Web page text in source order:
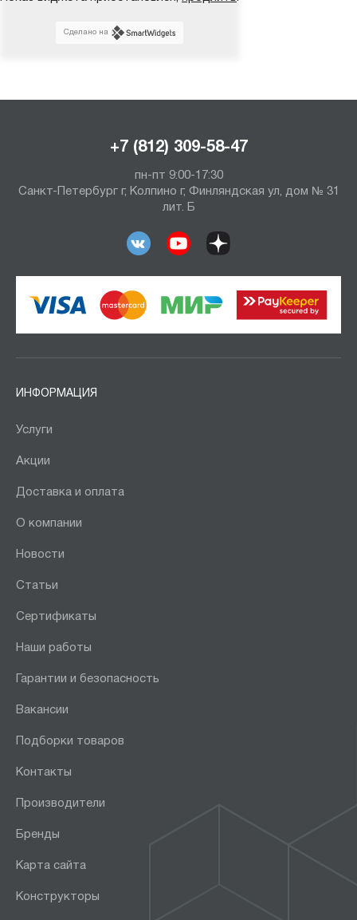
Сделано на
+7 (812) 309-58-47
пн-пт 9:00-17:30
Санкт-Петербург г, Колпино г, Финляндская ул, дом № 31
лит. Б
ИНФОРМАЦИЯ
Услуги
Акции
Доставка и оплата
О компании
Новости
Статьи
Сертификаты
Наши работы
Гарантии и безопасность
Вакансии
Подборки товаров
Контакты
Производители
Бренды
Карта сайта
Конструкторы